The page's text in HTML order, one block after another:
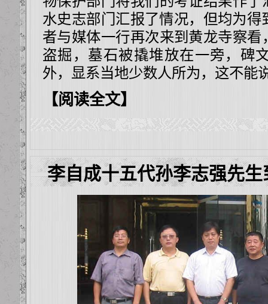
水史志部门汇报了情况，但均为得
者与媒体一行再次来到黄龙寺察
盗掘，墓石被撬堆放在一旁，碑
外，显系当地少数人所为，这不能
【阅读全文】
李自成十五代孙李志强先